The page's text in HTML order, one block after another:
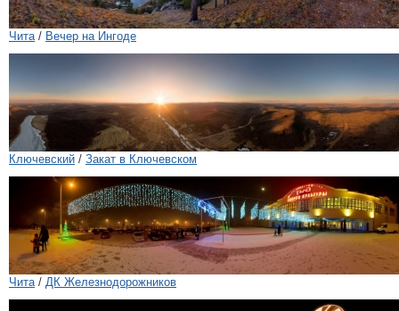
Чита / Вечер на Ингоде
Ключевский / Закат в Ключевском
Чита / ДК Железнодорожников